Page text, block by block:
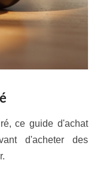
ce guide d'achat
d'acheter des